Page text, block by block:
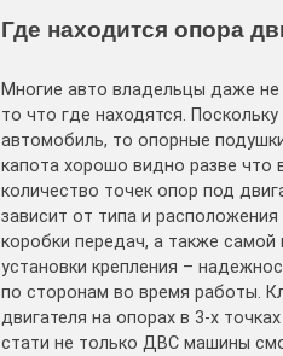
Где находится опора
Многие авто владельцы даже
то что где находятся.
автомобиль, то опорные
капота хорошо видно разве что
количество точек опор под
зависит от типа и
коробки передач, а также самой
установки крепления –
по сторонам во время работы.
двигателя на опорах в 3-х
стати не только ДВС машины